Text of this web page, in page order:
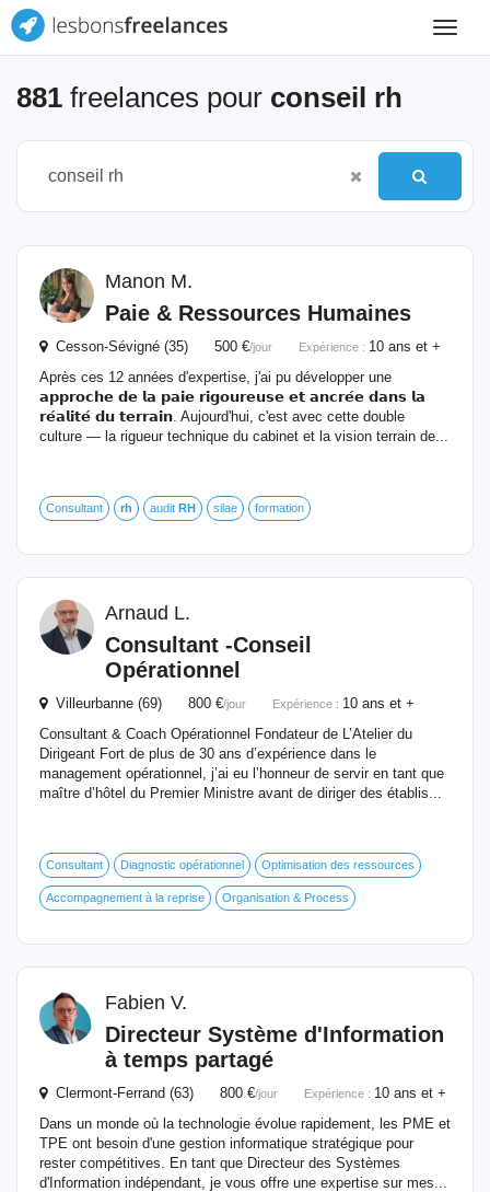
Toggle
881 freelances pour conseil rh
Manon M.
Paie & Ressources Humaines
Cesson-Sévigné (35) 500 €/jour Expérience : 10 ans et +
Après ces 12 années d'expertise, j'ai pu développer une
𝗮𝗽𝗽𝗿𝗼𝗰𝗵𝗲 𝗱𝗲 𝗹𝗮 𝗽𝗮𝗶𝗲 𝗿𝗶𝗴𝗼𝘂𝗿𝗲𝘂𝘀𝗲 𝗲𝘁 𝗮𝗻𝗰𝗿𝗲́𝗲 𝗱𝗮𝗻𝘀 𝗹𝗮
𝗿𝗲́𝗮𝗹𝗶𝘁𝗲́ 𝗱𝘂 𝘁𝗲𝗿𝗿𝗮𝗶𝗻. Aujourd'hui, c'est avec cette double
culture — la rigueur technique du cabinet et la vision terrain de...
Consultant rh audit RH silae formation
Arnaud L.
Consultant -Conseil
Opérationnel
Villeurbanne (69) 800 €/jour Expérience : 10 ans et +
Consultant & Coach Opérationnel Fondateur de L’Atelier du
Dirigeant Fort de plus de 30 ans d’expérience dans le
management opérationnel, j’ai eu l’honneur de servir en tant que
maître d’hôtel du Premier Ministre avant de diriger des établis...
Consultant Diagnostic opérationnel Optimisation des ressources
Accompagnement à la reprise Organisation & Process
Fabien V.
Directeur Système d'Information
à temps partagé
Clermont-Ferrand (63) 800 €/jour Expérience : 10 ans et +
Dans un monde où la technologie évolue rapidement, les PME et
TPE ont besoin d'une gestion informatique stratégique pour
rester compétitives. En tant que Directeur des Systèmes
d'Information indépendant, je vous offre une expertise sur mes...